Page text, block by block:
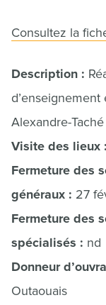
Consultez la
Description :
Alexandre-Taché
Visite des lieux :
Fermeture des
généraux : 27
Fermeture des
spécialisés : nd
Donneur
Outaouais